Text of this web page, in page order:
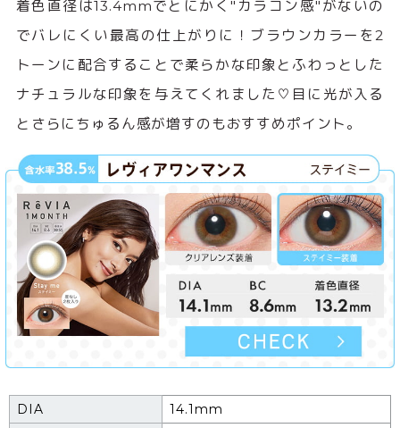
着色直径は13.4mmでとにかく"カラコン感"がないの
でバレにくい最高の仕上がりに！ブラウンカラーを2
トーンに配合することで柔らかな印象とふわっとした
ナチュラルな印象を与えてくれました♡目に光が入る
とさらにちゅるん感が増すのもおすすめポイント。
DIA
14.1mm